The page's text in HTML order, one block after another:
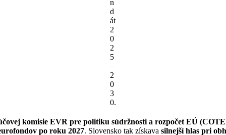
n
d
át
2
0
2
5
–
2
0
3
0.
komisie EVR pre politiku súdržnosti a rozpočet EÚ
po roku 2027. Slovensko tak získava silnejší hlas pri